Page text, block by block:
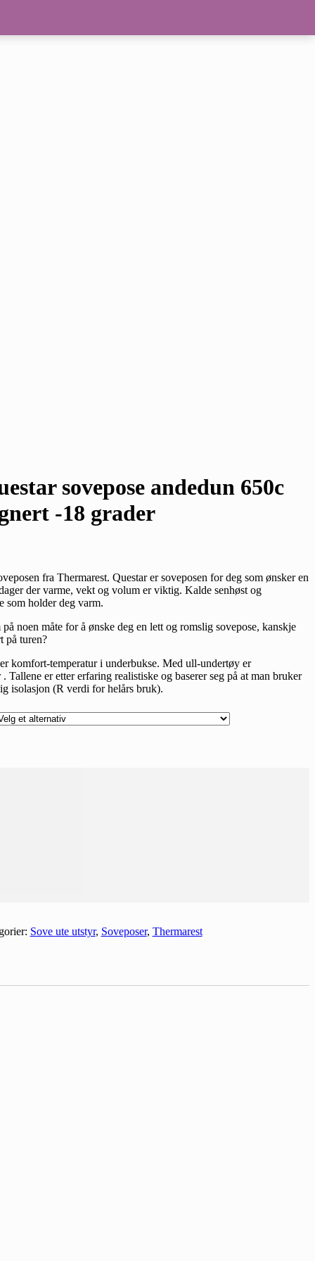
sovepose andedun 650c
-18 grader
fra Thermarest. Questar er soveposen for deg som ønsker en
der varme, vekt og volum er viktig. Kalde senhøst og
som holder deg varm.
noen måte for å ønske deg en lett og romslig sovepose, kanskje
på turen?
komfort-temperatur i underbukse. Med ull-undertøy er
Tallene er etter erfaring realistiske og baserer seg på at man bruker
isolasjon (R verdi for helårs bruk).
Sove ute utstyr, Soveposer, Thermarest